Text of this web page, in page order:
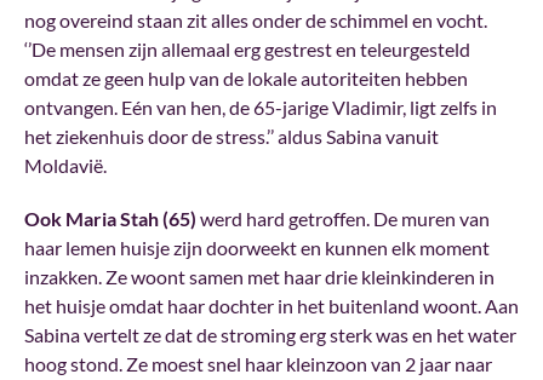
nog overeind staan zit alles onder de schimmel en vocht.
‘’De mensen zijn allemaal erg gestrest en teleurgesteld
omdat ze geen hulp van de lokale autoriteiten hebben
ontvangen. Eén van hen, de 65-jarige Vladimir, ligt zelfs in
het ziekenhuis door de stress.’’ aldus Sabina vanuit
Moldavië.
Ook Maria Stah (65) werd hard getroffen. De muren van
haar lemen huisje zijn doorweekt en kunnen elk moment
inzakken. Ze woont samen met haar drie kleinkinderen in
het huisje omdat haar dochter in het buitenland woont. Aan
Sabina vertelt ze dat de stroming erg sterk was en het water
hoog stond. Ze moest snel haar kleinzoon van 2 jaar naar